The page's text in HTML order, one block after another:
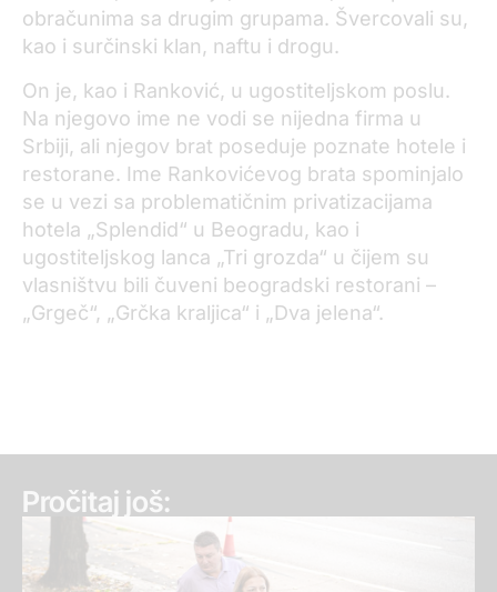
obračunima sa drugim grupama. Švercovali su,
kao i surčinski klan, naftu i drogu.
On je, kao i Ranković, u ugostiteljskom poslu.
Na njegovo ime ne vodi se nijedna firma u
Srbiji, ali njegov brat poseduje poznate hotele i
restorane. Ime Rankovićevog brata spominjalo
se u vezi sa problematičnim privatizacijama
hotela „Splendid“ u Beogradu, kao i
ugostiteljskog lanca „Tri grozda“ u čijem su
vlasništvu bili čuveni beogradski restorani –
„Grgeč“, „Grčka kraljica“ i „Dva jelena“.
Pročitaj još: